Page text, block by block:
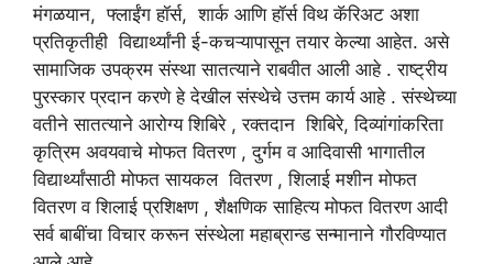
मंगळयान, फ्लाईंग हॉर्स, शार्क आणि हॉर्स विथ कॅरिअट अशा
प्रतिकृतीही विद्यार्थ्यांनी ई-कचऱ्यापासून तयार केल्या आहेत. असे
सामाजिक उपक्रम संस्था सातत्याने राबवीत आली आहे . राष्ट्रीय
पुरस्कार प्रदान करणे हे देखील संस्थेचे उत्तम कार्य आहे . संस्थेच्या
वतीने सातत्याने आरोग्य शिबिरे , रक्तदान शिबिरे, दिव्यांगांकरिता
कृत्रिम अवयवाचे मोफत वितरण , दुर्गम व आदिवासी भागातील
विद्यार्थ्यांसाठी मोफत सायकल वितरण , शिलाई मशीन मोफत
वितरण व शिलाई प्रशिक्षण , शैक्षणिक साहित्य मोफत वितरण आदी
सर्व बाबींचा विचार करून संस्थेला महाब्रान्ड सन्मानाने गौरविण्यात